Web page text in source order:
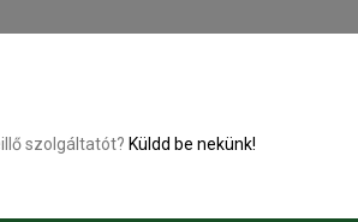
szolgáltatót? Küldd be nekünk!